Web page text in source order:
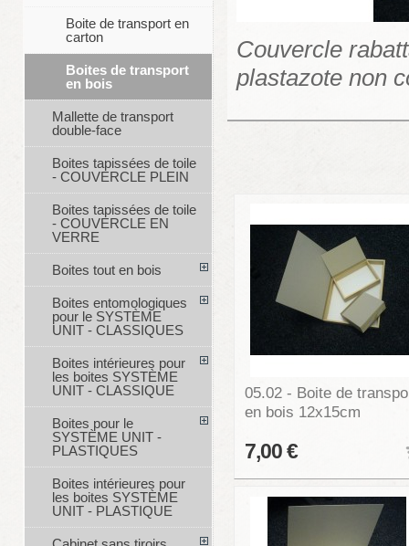
Couvercle
plastazote non
05.02 - Boite de
en bois 12x15cm
7,00 €
Boite de transport en
carton
Boites de transport
en bois
Mallette de transport
double-face
Boites tapissées de toile
- COUVERCLE PLEIN
Boites tapissées de toile
- COUVERCLE EN
VERRE
Boites tout en bois
Boites entomologiques
pour le SYSTÈME
UNIT - CLASSIQUES
Boites intérieures pour
les boites SYSTÈME
UNIT - CLASSIQUE
Boites pour le
SYSTÈME UNIT -
PLASTIQUES
Boites intérieures pour
les boites SYSTÈME
UNIT - PLASTIQUE